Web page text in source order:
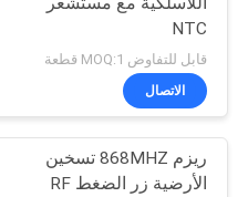
غرفة
ترموستات
NTC
قابل للتفاوض MOQ:1 قطعة
الاتصال
ريزم 868MHZ تسخين
الأرضية زر الضغط RF